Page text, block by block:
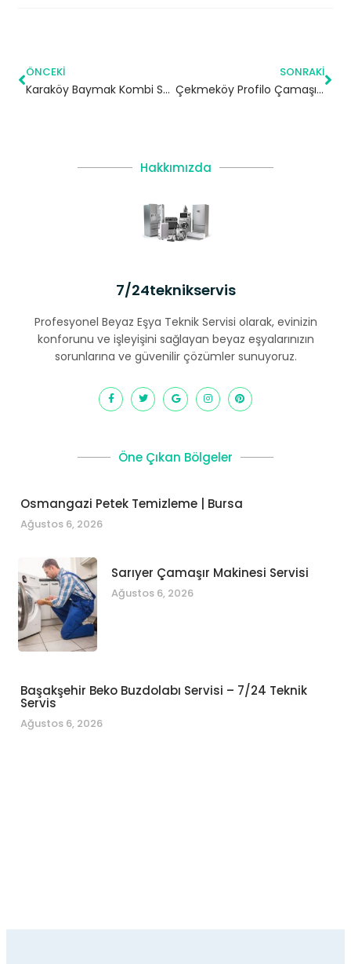
ÖNCEKI
Karaköy Baymak Kombi Servisi – Beyoğlu Yetkili Servis
SONRAKI
Çekmeköy Profilo Çamaşır Makinesi Servisi
Hakkımızda
7/24teknikservis
Profesyonel Beyaz Eşya Teknik Servisi olarak, evinizin
konforunu ve işleyişini sağlayan beyaz eşyalarınızın
sorunlarına ve güvenilir çözümler sunuyoruz.
Öne Çıkan Bölgeler
Osmangazi Petek Temizleme | Bursa
Ağustos 6, 2026
Sarıyer Çamaşır Makinesi Servisi
Ağustos 6, 2026
Başakşehir Beko Buzdolabı Servisi – 7/24 Teknik
Servis
Ağustos 6, 2026